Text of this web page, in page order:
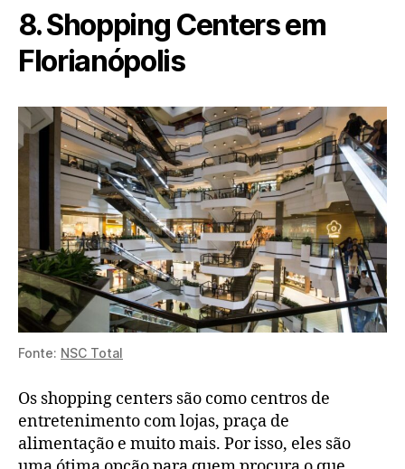
8. Shopping Centers em
Florianópolis
Fonte: NSC Total
Os shopping centers são como centros de
entretenimento com lojas, praça de
alimentação e muito mais. Por isso, eles são